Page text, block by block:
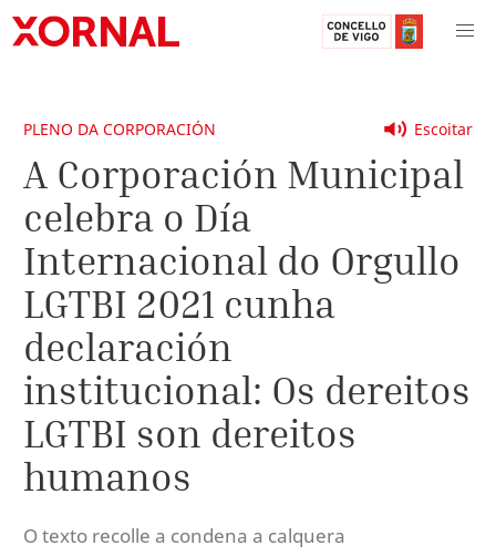
Escoitar
PLENO DA CORPORACIÓN
A Corporación Municipal
celebra o Día
Internacional do Orgullo
LGTBI 2021 cunha
declaración
institucional: Os dereitos
LGTBI son dereitos
humanos
O texto recolle a condena a calquera